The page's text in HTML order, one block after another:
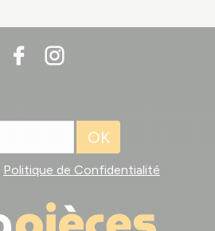
OK
Politique de Confidentialité